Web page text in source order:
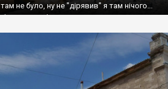
не було, ну не "дірявив" я там нічого...
до цього літа.